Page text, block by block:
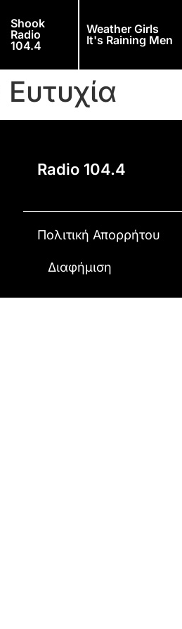
Shook
Radio
104.4
Weather Girls
It's Raining Men
Ευτυχία
Radio 104.4
Πολιτική Απορρήτου
Διαφήμιση